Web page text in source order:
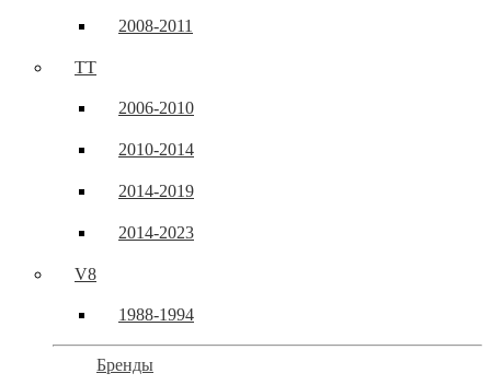
2008-2011
TT
2006-2010
2010-2014
2014-2019
2014-2023
V8
1988-1994
Бренды